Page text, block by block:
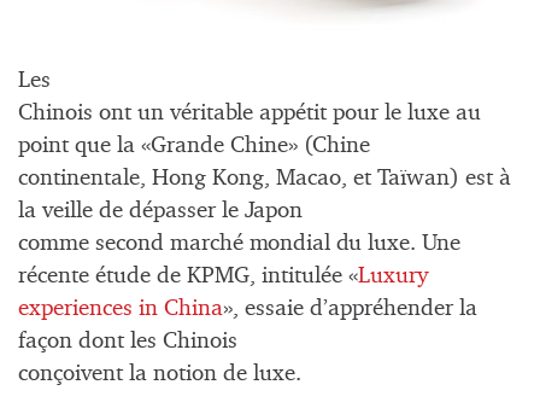
Les
Chinois ont un véritable appétit pour le luxe au
point que la «Grande Chine» (Chine
continentale, Hong Kong, Macao, et Taïwan) est à
la veille de dépasser le Japon
comme second marché mondial du luxe. Une
récente étude de KPMG, intitulée «Luxury
experiences in China», essaie d’appréhender la
façon dont les Chinois
conçoivent la notion de luxe.